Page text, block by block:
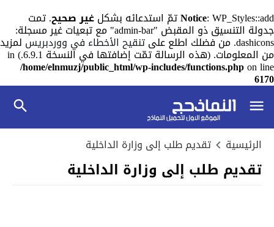
Notice: WP_Styles::add تمّ استدعائه بشكل غير صحيح. تمت
جدولة التنسيق ذو المقبض "admin-bar" مع تبعيات غير مسجلة:
dashicons. من فضلك اطلع على تنقيح الأخطاء في ووردبريس لمزيد
من المعلومات. (هذه الرسالة تمّت إضافتها في النسخة 6.9.1.) in
/home/elnmuzj/public_html/wp-includes/functions.phpon line
6170
الرئيسية تقديم طلب إلى وزارة الداخلية
تقديم طلب إلى وزارة الداخلية